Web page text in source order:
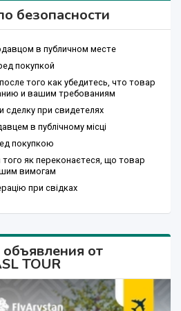
безопасности
в публичном месте
покупкой
того как убедитесь, что товар
и вашим требованиям
сделку при свидетелях
в публічному місці
покупкою
того як переконаєтеся, що товар
вимогам
при свідках
от
TOUR